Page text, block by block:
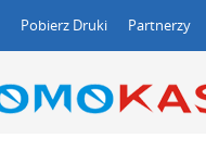
Pobierz Druki Partnerzy